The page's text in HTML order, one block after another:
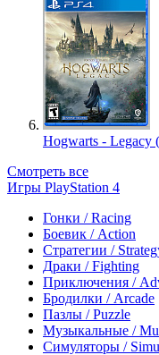
Hogwarts - Legacy
Смотреть все
Игры PlayStation 4
Гонки / Racing
Боевик / Action
Стратегии /
Драки / Fighting
Приключения /
Бродилки / Arcade
Пазлы / Puzzle
Музыкальные /
Симуляторы /